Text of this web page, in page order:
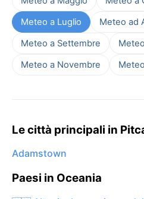
Meteo a Luglio
Meteo ad
Meteo a Settembre
Meteo a Novembre
Le città principali in
Adamstown
Paesi in Oceania